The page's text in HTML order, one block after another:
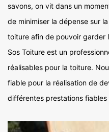
savons, on vit dans un
de minimiser la dépense sur
toiture afin de pouvoir garder
Sos Toiture est un
réalisables pour la toiture.
fiable pour la réalisation de
différentes prestations